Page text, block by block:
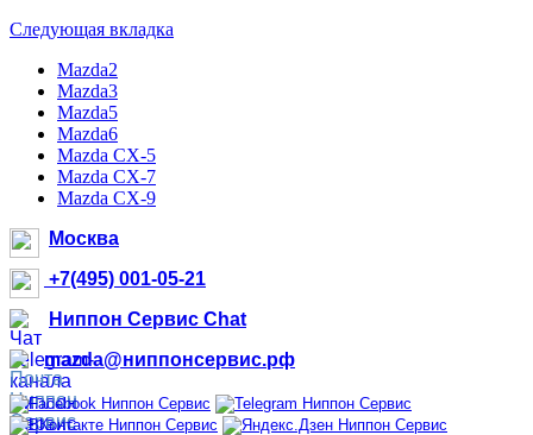
Следующая вкладка
Mazda2
Mazda3
Mazda5
Mazda6
Mazda CX-5
Mazda CX-7
Mazda CX-9
Москва
+7(495) 001-05-21
Ниппон Сервис Chat
mazda@ниппонсервис.рф